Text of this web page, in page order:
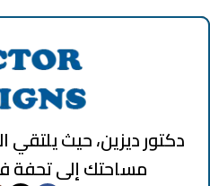
دكتور ديزين، حيث يلتقي
مساحتك إلى تحفة